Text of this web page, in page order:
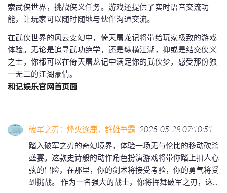
索武侠世界，挑战侠义任务。游戏还提供了实时语音交流功
能，让玩家可以随时随地与伙伴沟通交流。
在武侠世界的风云变幻中，倚天屠龙记将带给玩家极致的游戏
体验。无论是追寻武功绝学，还是纵横江湖，抑或是结交侠义
之士，你都可以在倚天屠龙记中满足你的武侠梦，感受那份独
一无二的江湖豪情。
和记娱乐官网首页面
破军之刃：烽火逐鹿，群雄争霸 2025-05-28 07:10:51
踏入破军之刃的奇幻境界，体验一场无与伦比的移动砍杀
盛宴。这款史诗般的动作角色扮演游戏将带你踏上扣人心
弦的冒险，在那里，你的剑术将接受考验，你的勇气将受
到挑战。 作为一名强大的战士，你将挥舞破军之刃，这...